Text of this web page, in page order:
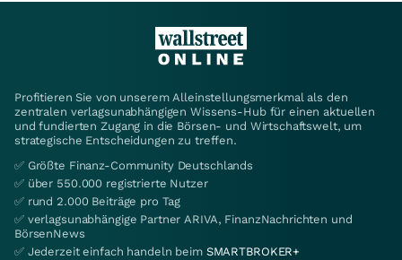
Profitieren Sie von unserem Alleinstellungsmerkmal als den
zentralen verlagsunabhängigen Wissens-Hub für einen aktuellen
und fundierten Zugang in die Börsen- und Wirtschaftswelt, um
strategische Entscheidungen zu treffen.
✅ Größte Finanz-Community Deutschlands
✅ über 550.000 registrierte Nutzer
✅ rund 2.000 Beiträge pro Tag
✅ verlagsunabhängige Partner ARIVA, FinanzNachrichten und
BörsenNews
✅ Jederzeit einfach handeln beim SMARTBROKER+